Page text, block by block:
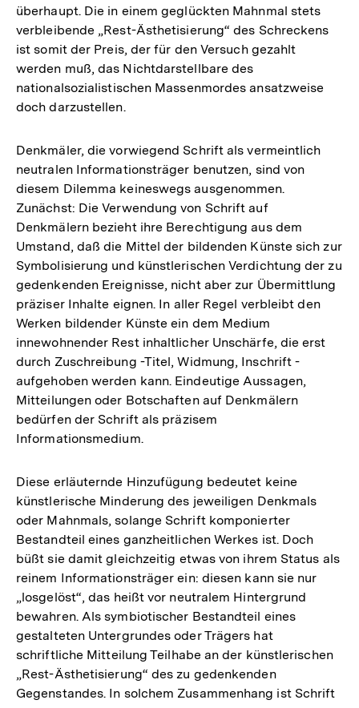
überhaupt. Die in einem geglückten Mahnmal stets
verbleibende „Rest-Ästhetisierung“ des Schreckens
ist somit der Preis, der für den Versuch gezahlt
werden muß, das Nichtdarstellbare des
nationalsozialistischen Massenmordes ansatzweise
doch darzustellen.
Denkmäler, die vorwiegend Schrift als vermeintlich
neutralen Informationsträger benutzen, sind von
diesem Dilemma keineswegs ausgenommen.
Zunächst: Die Verwendung von Schrift auf
Denkmälern bezieht ihre Berechtigung aus dem
Umstand, daß die Mittel der bildenden Künste sich zur
Symbolisierung und künstlerischen Verdichtung der zu
gedenkenden Ereignisse, nicht aber zur Übermittlung
präziser Inhalte eignen. In aller Regel verbleibt den
Werken bildender Künste ein dem Medium
innewohnender Rest inhaltlicher Unschärfe, die erst
durch Zuschreibung -Titel, Widmung, Inschrift -
aufgehoben werden kann. Eindeutige Aussagen,
Mitteilungen oder Botschaften auf Denkmälern
bedürfen der Schrift als präzisem
Informationsmedium.
Diese erläuternde Hinzufügung bedeutet keine
künstlerische Minderung des jeweiligen Denkmals
oder Mahnmals, solange Schrift komponierter
Bestandteil eines ganzheitlichen Werkes ist. Doch
büßt sie damit gleichzeitig etwas von ihrem Status als
reinem Informationsträger ein: diesen kann sie nur
„losgelöst“, das heißt vor neutralem Hintergrund
bewahren. Als symbiotischer Bestandteil eines
gestalteten Untergrundes oder Trägers hat
schriftliche Mitteilung Teilhabe an der künstlerischen
„Rest-Ästhetisierung“ des zu gedenkenden
Gegenstandes. In solchem Zusammenhang ist Schrift
Zum